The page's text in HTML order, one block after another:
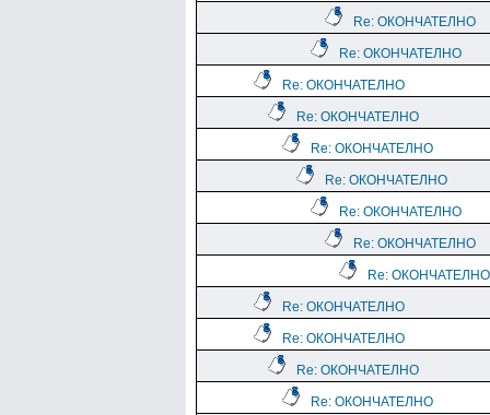
Re: ОКОНЧАТЕЛНО
Re: ОКОНЧАТЕЛНО
Re: ОКОНЧАТЕЛНО
Re: ОКОНЧАТЕЛНО
Re: ОКОНЧАТЕЛНО
Re: ОКОНЧАТЕЛНО
Re: ОКОНЧАТЕЛНО
Re: ОКОНЧАТЕЛНО
Re: ОКОНЧАТЕЛНО
Re: ОКОНЧАТЕЛНО
Re: ОКОНЧАТЕЛНО
Re: ОКОНЧАТЕЛНО
Re: ОКОНЧАТЕЛНО